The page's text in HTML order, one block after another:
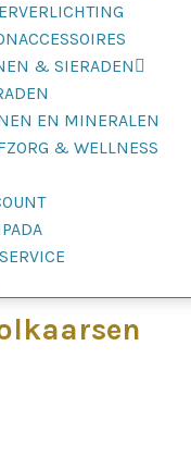
& SIERADEN
EN MINERALEN
& WELLNESS